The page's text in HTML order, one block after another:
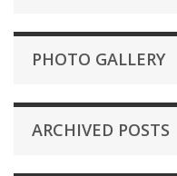
PHOTO GALLERY
ARCHIVED POSTS